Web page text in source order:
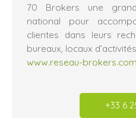
70 Brokers une
national pour
clientes dans leurs
bureaux, locaux
www.reseau-brokers.com
+33 6